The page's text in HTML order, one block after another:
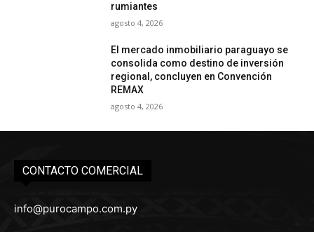
rumiantes
agosto 4, 2026
El mercado inmobiliario paraguayo se
consolida como destino de inversión
regional, concluyen en Convención
REMAX
agosto 4, 2026
CONTACTO COMERCIAL
info@purocampo.com.py